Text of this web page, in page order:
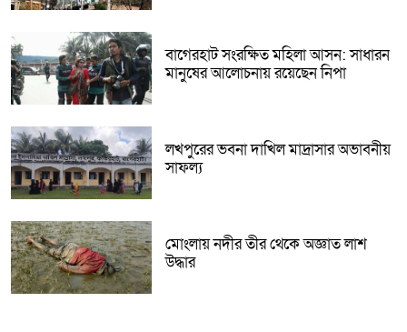
বাগেরহাট সংরক্ষিত মহিলা আসন: সাধারন
মানুষের আলোচনায় রয়েছেন নিপা
লখপুরের ভবনা দাখিল মাদ্রাসার অভাবনীয়
সাফল্য
মোংলায় নদীর তীর থেকে অজ্ঞাত লাশ
উদ্ধার